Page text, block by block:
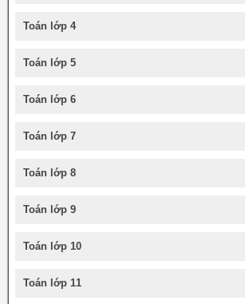
Toán lớp 4
Toán lớp 5
Toán lớp 6
Toán lớp 7
Toán lớp 8
Toán lớp 9
Toán lớp 10
Toán lớp 11